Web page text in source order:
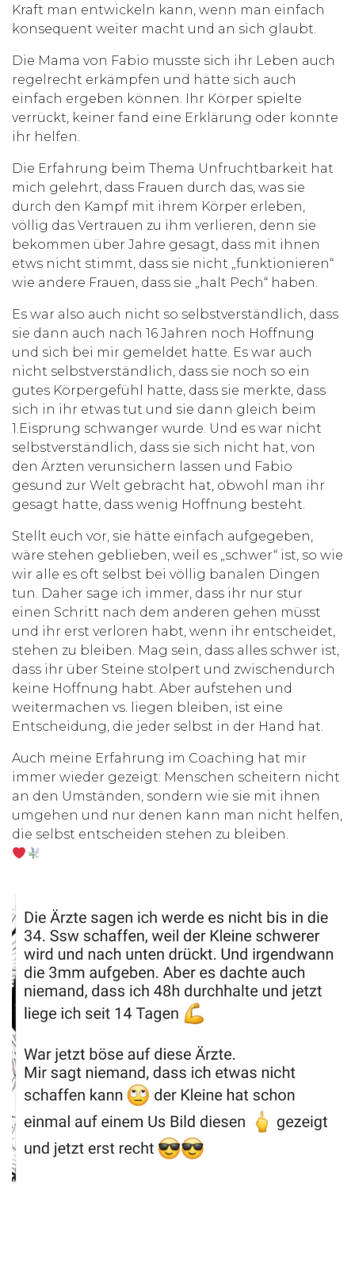
Kraft man entwickeln kann, wenn man einfach
konsequent weiter macht und an sich glaubt.
Die Mama von Fabio musste sich ihr Leben auch
regelrecht erkämpfen und hätte sich auch
einfach ergeben können. Ihr Körper spielte
verrückt, keiner fand eine Erklärung oder konnte
ihr helfen.
Die Erfahrung beim Thema Unfruchtbarkeit hat
mich gelehrt, dass Frauen durch das, was sie
durch den Kampf mit ihrem Körper erleben,
völlig das Vertrauen zu ihm verlieren, denn sie
bekommen über Jahre gesagt, dass mit ihnen
etws nicht stimmt, dass sie nicht „funktionieren“
wie andere Frauen, dass sie „halt Pech“ haben.
Es war also auch nicht so selbstverständlich, dass
sie dann auch nach 16 Jahren noch Hoffnung
und sich bei mir gemeldet hatte. Es war auch
nicht selbstverständlich, dass sie noch so ein
gutes Körpergefühl hatte, dass sie merkte, dass
sich in ihr etwas tut und sie dann gleich beim
1.Eisprung schwanger wurde. Und es war nicht
selbstverständlich, dass sie sich nicht hat, von
den Ärzten verunsichern lassen und Fabio
gesund zur Welt gebracht hat, obwohl man ihr
gesagt hatte, dass wenig Hoffnung besteht.
Stellt euch vor, sie hätte einfach aufgegeben,
wäre stehen geblieben, weil es „schwer“ ist, so wie
wir alle es oft selbst bei völlig banalen Dingen
tun. Daher sage ich immer, dass ihr nur stur
einen Schritt nach dem anderen gehen müsst
und ihr erst verloren habt, wenn ihr entscheidet,
stehen zu bleiben. Mag sein, dass alles schwer ist,
dass ihr über Steine stolpert und zwischendurch
keine Hoffnung habt. Aber aufstehen und
weitermachen vs. liegen bleiben, ist eine
Entscheidung, die jeder selbst in der Hand hat.
Auch meine Erfahrung im Coaching hat mir
immer wieder gezeigt: Menschen scheitern nicht
an den Umständen, sondern wie sie mit ihnen
umgehen und nur denen kann man nicht helfen,
die selbst entscheiden stehen zu bleiben.